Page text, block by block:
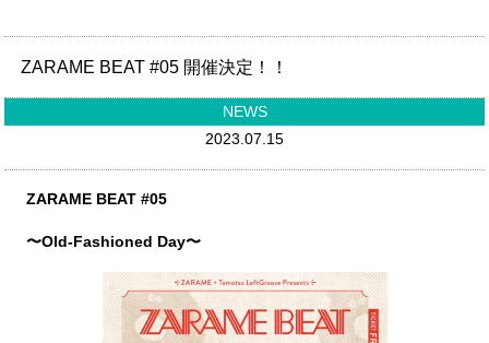
ZARAME BEAT #05 開催決定！！
NEWS
2023.07.15
ZARAME BEAT #05
〜Old-Fashioned Day〜